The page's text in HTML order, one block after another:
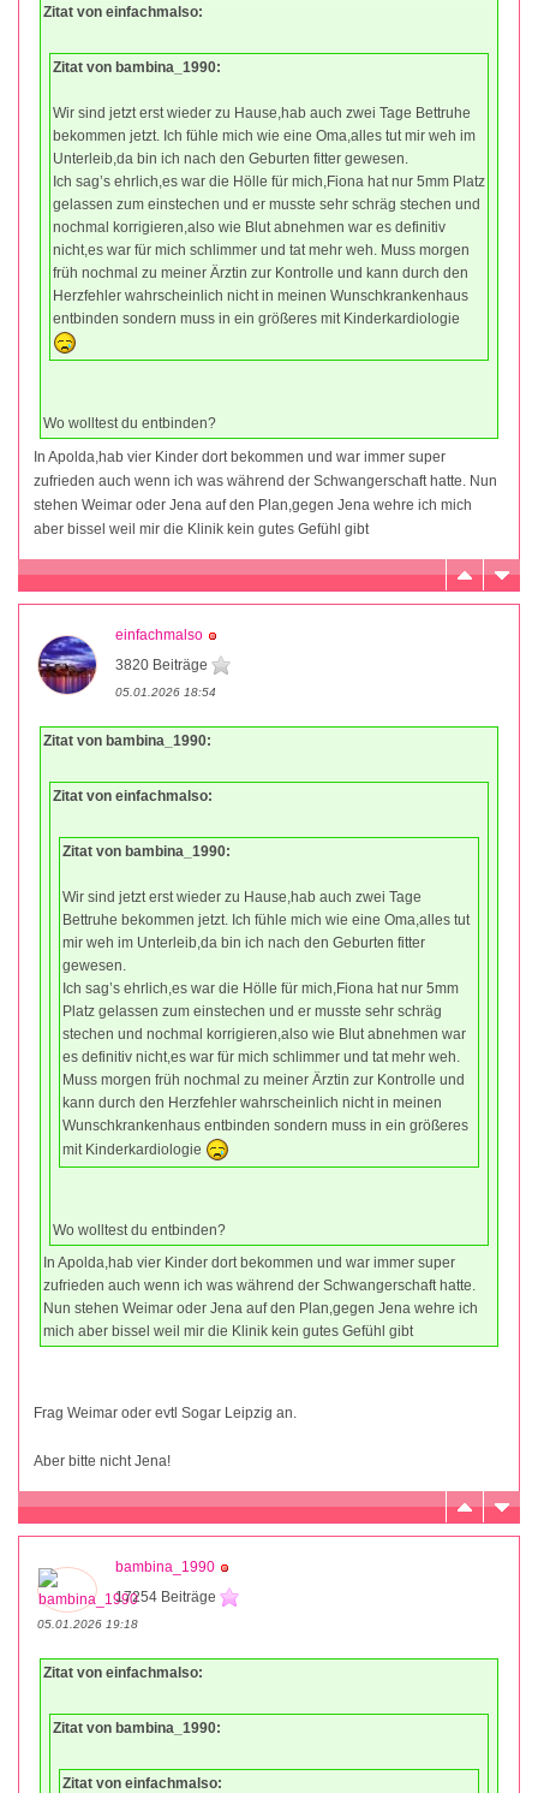
Zitat von einfachmalso:
Zitat von bambina_1990:
Wir sind jetzt erst wieder zu Hause,hab auch zwei Tage Bettruhe
bekommen jetzt. Ich fühle mich wie eine Oma,alles tut mir weh im
Unterleib,da bin ich nach den Geburten fitter gewesen.
Ich sag’s ehrlich,es war die Hölle für mich,Fiona hat nur 5mm Platz
gelassen zum einstechen und er musste sehr schräg stechen und
nochmal korrigieren,also wie Blut abnehmen war es definitiv
nicht,es war für mich schlimmer und tat mehr weh. Muss morgen
früh nochmal zu meiner Ärztin zur Kontrolle und kann durch den
Herzfehler wahrscheinlich nicht in meinen Wunschkrankenhaus
entbinden sondern muss in ein größeres mit Kinderkardiologie
Wo wolltest du entbinden?
In Apolda,hab vier Kinder dort bekommen und war immer super
zufrieden auch wenn ich was während der Schwangerschaft hatte. Nun
stehen Weimar oder Jena auf den Plan,gegen Jena wehre ich mich
aber bissel weil mir die Klinik kein gutes Gefühl gibt
einfachmalso
3820 Beiträge
05.01.2026 18:54
Zitat von bambina_1990:
Zitat von einfachmalso:
Zitat von bambina_1990:
Wir sind jetzt erst wieder zu Hause,hab auch zwei Tage
Bettruhe bekommen jetzt. Ich fühle mich wie eine Oma,alles tut
mir weh im Unterleib,da bin ich nach den Geburten fitter
gewesen.
Ich sag’s ehrlich,es war die Hölle für mich,Fiona hat nur 5mm
Platz gelassen zum einstechen und er musste sehr schräg
stechen und nochmal korrigieren,also wie Blut abnehmen war
es definitiv nicht,es war für mich schlimmer und tat mehr weh.
Muss morgen früh nochmal zu meiner Ärztin zur Kontrolle und
kann durch den Herzfehler wahrscheinlich nicht in meinen
Wunschkrankenhaus entbinden sondern muss in ein größeres
mit Kinderkardiologie
Wo wolltest du entbinden?
In Apolda,hab vier Kinder dort bekommen und war immer super
zufrieden auch wenn ich was während der Schwangerschaft hatte.
Nun stehen Weimar oder Jena auf den Plan,gegen Jena wehre ich
mich aber bissel weil mir die Klinik kein gutes Gefühl gibt
Frag Weimar oder evtl Sogar Leipzig an.
Aber bitte nicht Jena!
bambina_1990
17254 Beiträge
05.01.2026 19:18
Zitat von einfachmalso:
Zitat von bambina_1990:
Zitat von einfachmalso: